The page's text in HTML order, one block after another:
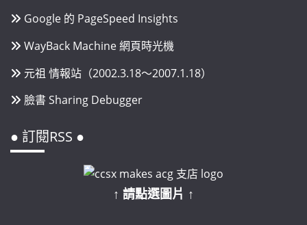
Google 的 PageSpeed Insights
WayBack Machine 網頁時光機
元祖 情報站（2002.3.18～2007.1.18）
臉書 Sharing Debugger
● 訂閱RSS ●
↑ 請點選圖片 ↑